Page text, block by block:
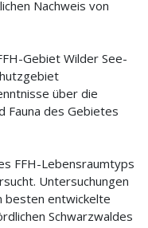
Nachweis von
Gebiet Wilder See-
über die
Fauna des Gebietes
FFH-Lebensraumtyps
Untersuchungen
besten entwickelte
Schwarzwaldes